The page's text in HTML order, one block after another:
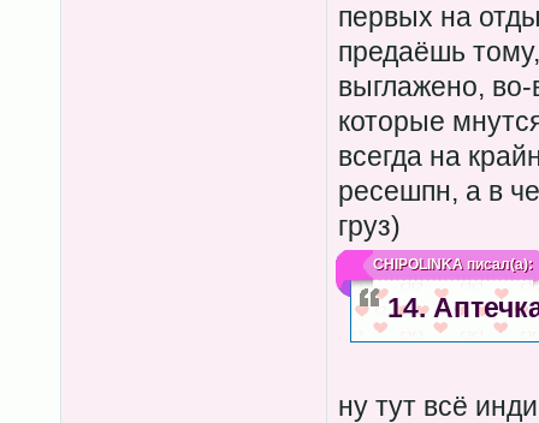
первых на
предаёшь
выглажено,
которые
всегда на
ресешпн, а в
груз)
CHIPOLINKAписал(а):
14.
ну тут всё